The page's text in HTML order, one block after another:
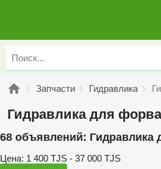
Запчасти Гидравлика
Гидравлика для
68 объявлений: Гидравлика
Цена: 1 400 TJS - 37 000 TJS